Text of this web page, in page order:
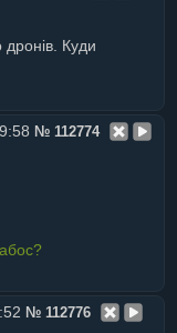
Куди
№ 112774
№ 112776